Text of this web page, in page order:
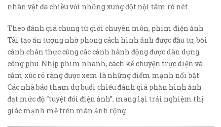
nhân vật đa chiều với những xung đột nội tâm rõ nét.
Theo đánh giá chung từ giới chuyên môn, phim điện ảnh
Tài tạo ấn tượng nhờ phong cách hình ảnh được đầu tư, bối
cảnh chân thực cùng các cảnh hành động được dàn dựng
công phu. Nhịp phim nhanh, cách kể chuyện trực diện và
cảm xúc rõ ràng được xem là những điểm mạnh nổi bật.
Các nhà báo tham dự buổi chiếu đánh giá phần hình ảnh
đạt mức độ “tuyệt đối điện ảnh”, mang lại trải nghiệm thị
giác mạnh mẽ trên màn ảnh rộng.